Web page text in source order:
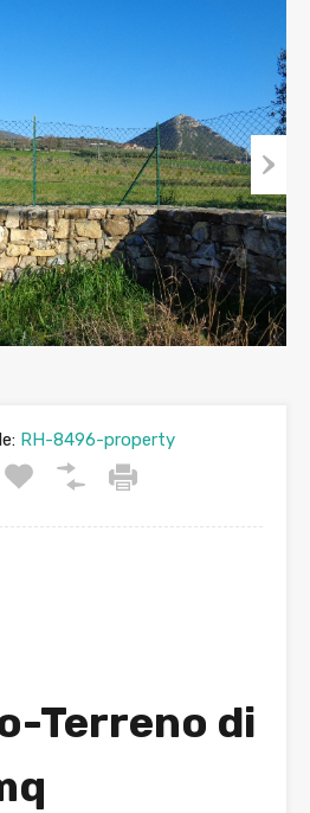
Next
RH-8496-property
Terreno di